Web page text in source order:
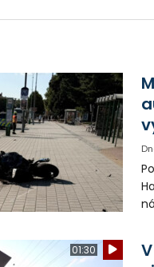
01:30